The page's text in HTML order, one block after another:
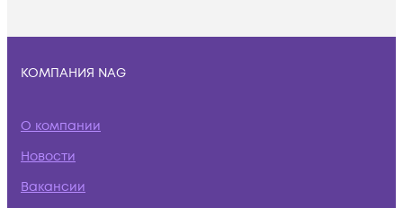
КОМПАНИЯ NAG
О компании
Новости
Вакансии